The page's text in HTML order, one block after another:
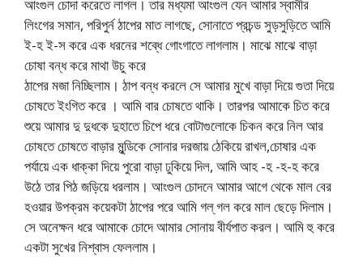
আংগুল চোদা করেতে লাগল। তার মধ্যমা আংগুল যেন আমার স্বামীর
লিংগের সমান, পরিপুর্ন ঠাপের মাত লাগছে, সোনাতে প্রচন্ড সুড়সুড়িতে আমি
ই-হ ই-স করে এক ধরনের শব্ধে গোংগাতে লাগলাম। মাঝে মাঝে বাড়া
চোষা বন্ধ করে মাথা উচু করে
ঠাপের মজা নিচ্ছিলাম। ঠাপ বন্ধ করলে সে আমার মুখে বাড়া দিয়ে গুতা দিয়ে
চোষতে ইংগিত করে । আমি বার চোষতে থাকি। তারপর আমাকে চিত করে
শুয়ে আমার দু দুধকে দুহাতে চিপে ধরে বোটাগুলোকে চিকন করে নিল আর
চোষতে চোষতে বাড়ার মুন্ডিকে সোনার দরজায় ঠেকিয়ে রাখল,চোষার এক
পর্যায়ে এক ধাক্কা দিয়ে পুরো বাড়া ঢুকিয়ে দিল, আমি আহ -হ -হ-হ করে
উঠে তার পিঠ জড়িয়ে ধরলাম। আংগুল চোদনে আমার আগে থেকে মাল বের
হওয়ার উপক্রম কয়েকটা ঠাপের পরে আমি গল্ গল করে মাল ছেড়ে দিলাম।
সে অনেক্ষন ধরে আমাকে চোদে আমার সোনায় বীর্যপাত করল। আমি হু করে
একটা সুখের নিশ্বাস ফেললাম।